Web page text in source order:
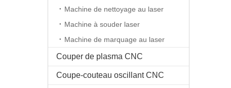
Machine de nettoyage au laser
Machine à souder laser
Machine de marquage au laser
Couper de plasma CNC
Coupe-couteau oscillant CNC